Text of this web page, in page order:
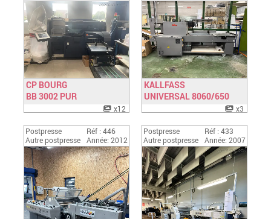
Have a look
CP BOURG
BB 3002 PUR
x12
Have a look
KALLFASS
UNIVERSAL 8060/650
x3
Postpresse
Autre postpresse
Réf : 446
Année: 2012
Postpresse
Autre postpresse
Réf : 433
Année: 2007